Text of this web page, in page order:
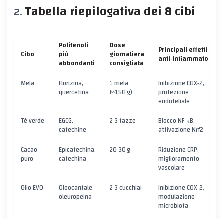
Tabella riepilogativa dei 8 cibi
Cibo
Polifenoli
più
abbondanti
Dose
giornaliera
consigliata
Principali effetti
anti‑infiammatori
Mela Florizina,
quercetina
1 mela
(≈150 g)
Inibizione COX‑2,
protezione
endoteliale
Tè verde
EGCG,
catechine
2‑3 tazze Blocco NF‑κB,
attivazione Nrf2
Cacao
puro
Epicatechina,
catechina
20‑30 g Riduzione CRP,
miglioramento
vascolare
Olio EVO
Oleocantale,
oleuropeina
2‑3 cucchiai Inibizione COX‑2,
modulazione
microbiota